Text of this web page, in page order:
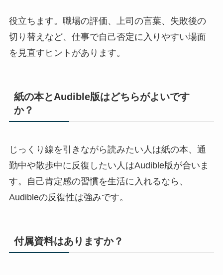
役立ちます。職場の評価、上司の言葉、失敗後の
切り替えなど、仕事で自己否定に入りやすい場面
を見直すヒントがあります。
紙の本とAudible版はどちらがよいです
か？
じっくり線を引きながら読みたい人は紙の本、通
勤中や散歩中に反復したい人はAudible版が合いま
す。自己肯定感の習慣を生活に入れるなら、
Audibleの反復性は強みです。
付属資料はありますか？